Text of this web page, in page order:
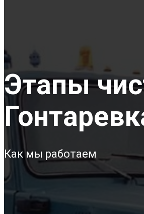
Этапы
Как мы работаем